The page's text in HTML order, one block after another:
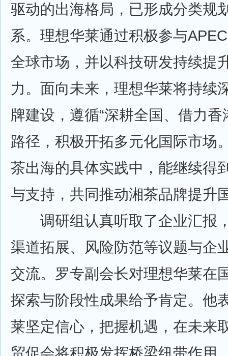
驱动的出海格局，已形成分类规
系。理想华莱通过积极参与
全球市场，并以科技研发持续提
力。面向未来，理想华莱将持续
牌建设，遵循“深耕全国、借力香
路径，积极开拓多元化国际市场
茶出海的具体实践中，能继续得
与支持，共同推动湘茶品牌提升
调研组认真听取了企业汇报
渠道拓展、风险防范等议题与企
交流。罗专副会长对理想华莱在
探索与阶段性成果给予肯定。他
莱坚定信心，把握机遇，在未来